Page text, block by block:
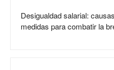
Desigualdad salarial:
medidas para combatir la